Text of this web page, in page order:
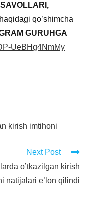
haqidagi qo’shimcha
GURUHGA
UeBHg4NmMy
kirish imtihoni
Next Post
o’tkazilgan kirish
natijalari e’lon qilindi